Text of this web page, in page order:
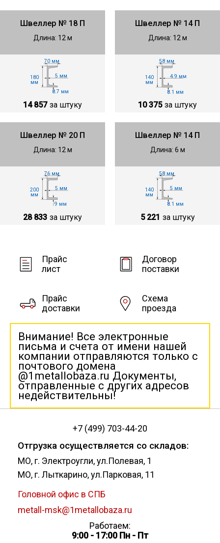
Швеллер № 18 П
Длина: 12 м
70 мм
180
мм
5 мм
8.7 мм
14 857 за штуку
Швеллер № 14 П
Длина: 12 м
58 мм
140
мм
4.9 мм
8.1 мм
10 375 за штуку
Швеллер № 20 П
Длина: 12 м
76 мм
200
мм
5 мм
9 мм
28 833 за штуку
Швеллер № 14 П
Длина: 6 м
58 мм
140
мм
5 мм
8.1 мм
5 221 за штуку
Прайс
лист
Договор
поставки
Прайс
доставки
Схема
проезда
Внимание! Все электронные
письма и счета от имени нашей
компании отправляются только с
почтового домена
@1metallobaza.ru Документы,
отправленные с других адресов
недействительны!
+7 (499) 703-44-20
Отгрузка осуществляется со складов:
МО, г. Электроугли, ул.Полевая, 1
МО, г. Лыткарино, ул.Парковая, 11
Головной офис в СПБ
metall-msk@1metallobaza.ru
Работаем:
9:00 - 17:00 Пн - Пт